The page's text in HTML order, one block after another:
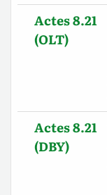
Actes 8.21
(OLT)
Actes 8.21
(DBY)